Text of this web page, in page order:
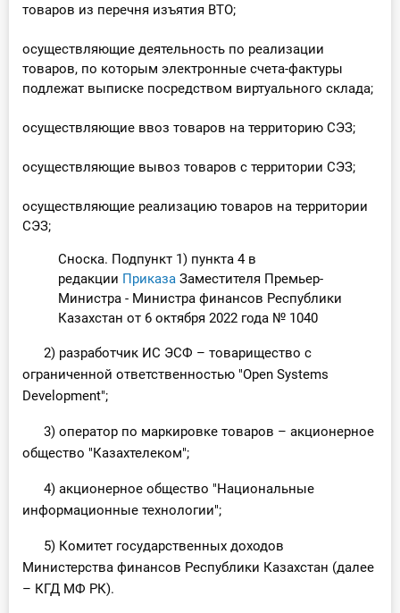
товаров из перечня изъятия ВТО;
осуществляющие деятельность по реализации
товаров, по которым электронные счета-фактуры
подлежат выписке посредством виртуального склада;
осуществляющие ввоз товаров на территорию СЭЗ;
осуществляющие вывоз товаров с территории СЭЗ;
осуществляющие реализацию товаров на территории
СЭЗ;
Сноска. Подпункт 1) пункта 4 в
редакции Приказа Заместителя Премьер-
Министра - Министра финансов Республики
Казахстан от 6 октября 2022 года № 1040
2) разработчик ИС ЭСФ – товарищество с
ограниченной ответственностью "Open Systems
Development";
3) оператор по маркировке товаров – акционерное
общество "Казахтелеком";
4) акционерное общество "Национальные
информационные технологии";
5) Комитет государственных доходов
Министерства финансов Республики Казахстан (далее
– КГД МФ РК).